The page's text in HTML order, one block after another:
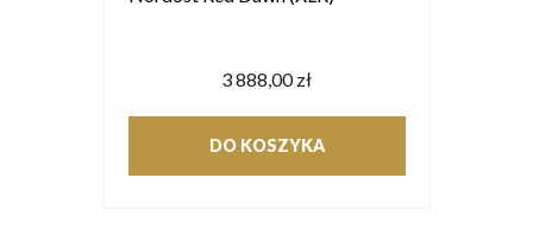
3 888,00 zł
DO KOSZYKA